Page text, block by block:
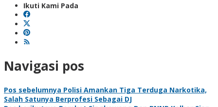
Ikuti Kami Pada
Navigasi pos
Pos sebelumnya Polisi Amankan Tiga Terduga Narkotika,
Salah Satunya Berprofesi Sebagai DJ